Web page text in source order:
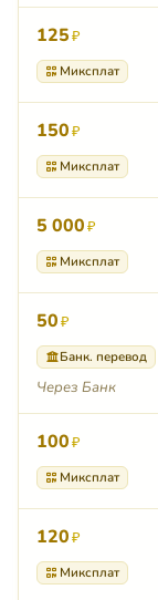
125₽
Миксплат
150₽
Миксплат
5 000₽
Миксплат
50₽
Банк. перевод
Через Банк
100₽
Миксплат
120₽
Миксплат